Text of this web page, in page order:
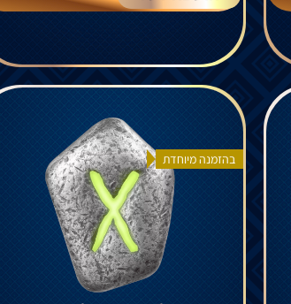
בהזמנה מיוחדת